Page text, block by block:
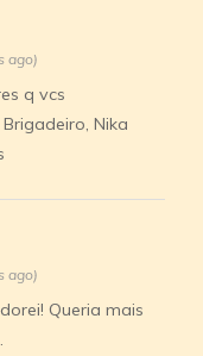
ago)
q vcs
Nika
ago)
Queria mais